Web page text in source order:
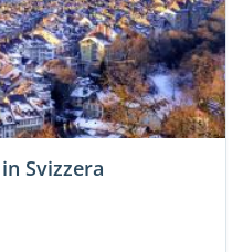
Svizzera